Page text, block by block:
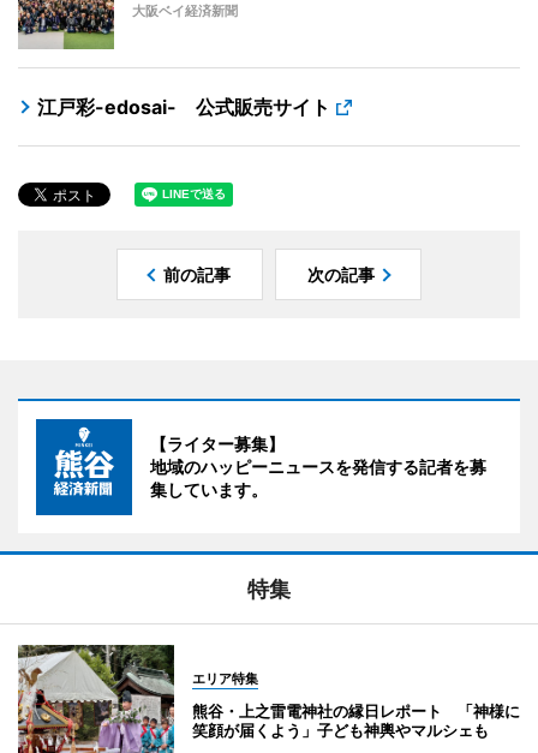
大阪ベイ経済新聞
江戸彩-edosai- 公式販売サイト
前の記事 次の記事
【ライター募集】
地域のハッピーニュースを発信する記者を募
集しています。
特集
エリア特集
熊谷・上之雷電神社の縁日レポート 「神様に
笑顔が届くよう」子ども神輿やマルシェも